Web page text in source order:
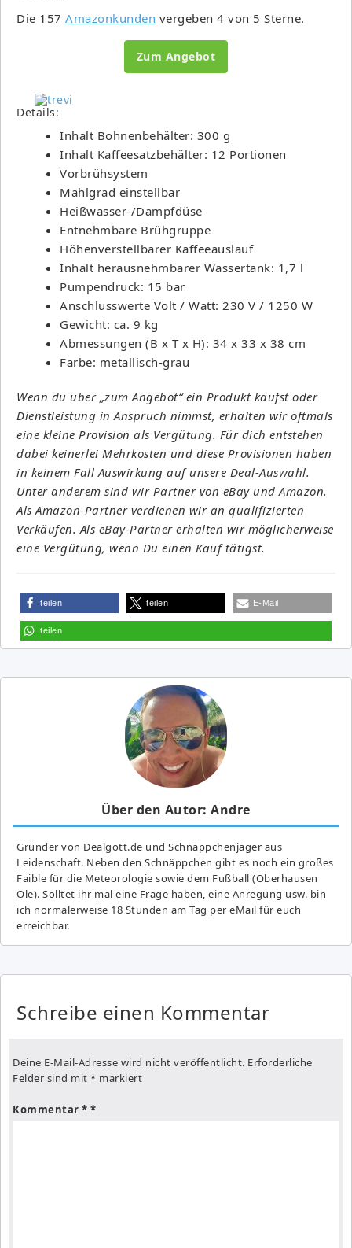
Die 157 Amazonkunden vergeben 4 von 5 Sterne.
Zum Angebot
Details:
Inhalt Bohnenbehälter: 300 g
Inhalt Kaffeesatzbehälter: 12 Portionen
Vorbrühsystem
Mahlgrad einstellbar
Heißwasser-/Dampfdüse
Entnehmbare Brühgruppe
Höhenverstellbarer Kaffeeauslauf
Inhalt herausnehmbarer Wassertank: 1,7 l
Pumpendruck: 15 bar
Anschlusswerte Volt / Watt: 230 V / 1250 W
Gewicht: ca. 9 kg
Abmessungen (B x T x H): 34 x 33 x 38 cm
Farbe: metallisch-grau
Wenn du über „zum Angebot“ ein Produkt kaufst oder
Dienstleistung in Anspruch nimmst, erhalten wir oftmals
eine kleine Provision als Vergütung. Für dich entstehen
dabei keinerlei Mehrkosten und diese Provisionen haben
in keinem Fall Auswirkung auf unsere Deal-Auswahl.
Unter anderem sind wir Partner von eBay und Amazon.
Als Amazon-Partner verdienen wir an qualifizierten
Verkäufen. Als eBay-Partner erhalten wir möglicherweise
eine Vergütung, wenn Du einen Kauf tätigst.
teilen teilen E-Mail
teilen
Über den Autor: Andre
Gründer von Dealgott.de und Schnäppchenjäger aus
Leidenschaft. Neben den Schnäppchen gibt es noch ein großes
Fai­ble für die Meteorologie sowie dem Fußball (Oberhausen
Ole). Solltet ihr mal eine Frage haben, eine Anregung usw. bin
ich normalerweise 18 Stunden am Tag per eMail für euch
erreichbar.
Schreibe einen Kommentar
Deine E-Mail-Adresse wird nicht veröffentlicht. Erforderliche
Felder sind mit * markiert
Kommentar *